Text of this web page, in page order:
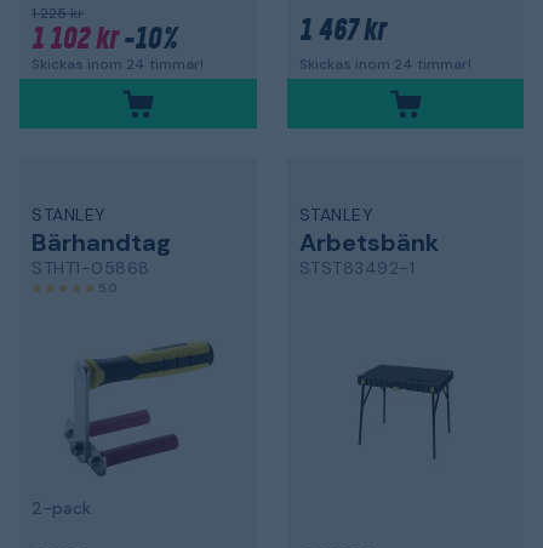
1 225 kr
1 102 kr-10%
Skickas inom 24 timmar!
1 467 kr
Skickas inom 24 timmar!
STANLEY
Bärhandtag
STHT1-05868
5,0
2-pack
STANLEY
Arbetsbänk
STST83492-1